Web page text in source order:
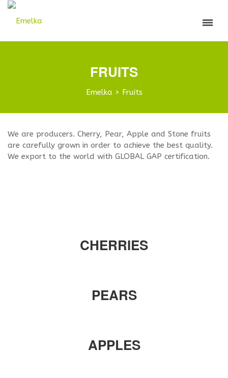
FRUITS
Emelka > Fruits
We are producers. Cherry, Pear, Apple and Stone fruits
are carefully grown in order to achieve the best quality.
We export to the world with GLOBAL GAP certification.
CHERRIES
PEARS
APPLES